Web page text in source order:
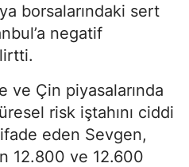
borsalarındaki sert
negatif
ve Çin piyasalarında
risk iştahını ciddi
ifade eden Sevgen,
12.800 ve 12.600